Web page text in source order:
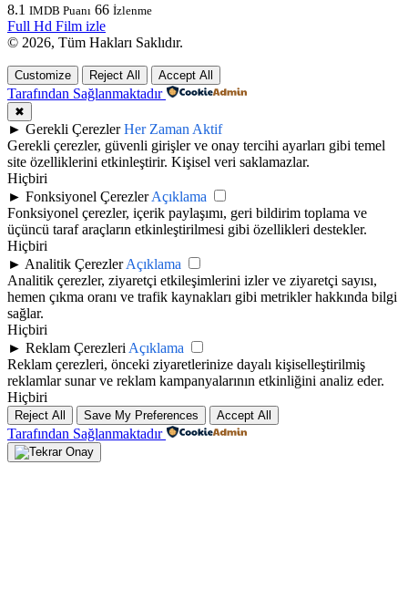
8.1 IMDB Puanı 66 İzlenme
Full Hd Film izle
© 2026, Tüm Hakları Saklıdır.
Customize Reject All Accept All
Tarafından Sağlanmaktadır
✖
► Gerekli Çerezler Her Zaman Aktif
Gerekli çerezler, güvenli girişler ve onay tercihi ayarları gibi temel
site özelliklerini etkinleştirir. Kişisel veri saklamazlar.
Hiçbiri
► Fonksiyonel Çerezler Açıklama
Fonksiyonel çerezler, içerik paylaşımı, geri bildirim toplama ve
üçüncü taraf araçların etkinleştirilmesi gibi özellikleri destekler.
Hiçbiri
► Analitik Çerezler Açıklama
Analitik çerezler, ziyaretçi etkileşimlerini izler ve ziyaretçi sayısı,
hemen çıkma oranı ve trafik kaynakları gibi metrikler hakkında bilgi
sağlar.
Hiçbiri
► Reklam Çerezleri Açıklama
Reklam çerezleri, önceki ziyaretlerinize dayalı kişiselleştirilmiş
reklamlar sunar ve reklam kampanyalarının etkinliğini analiz eder.
Hiçbiri
Reject All Save My Preferences Accept All
Tarafından Sağlanmaktadır